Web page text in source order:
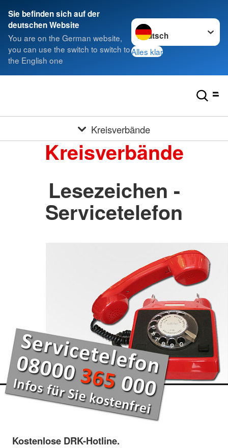
Sie befinden sich auf der
deutschen Website
You are on the German website,
you can use the switch to switch to
the English one
Sprache wechseln zu
Alles klar
Kreisverbände
Kreisverbände
Lesezeichen -
Servicetelefon
Kostenlose DRK-Hotline.